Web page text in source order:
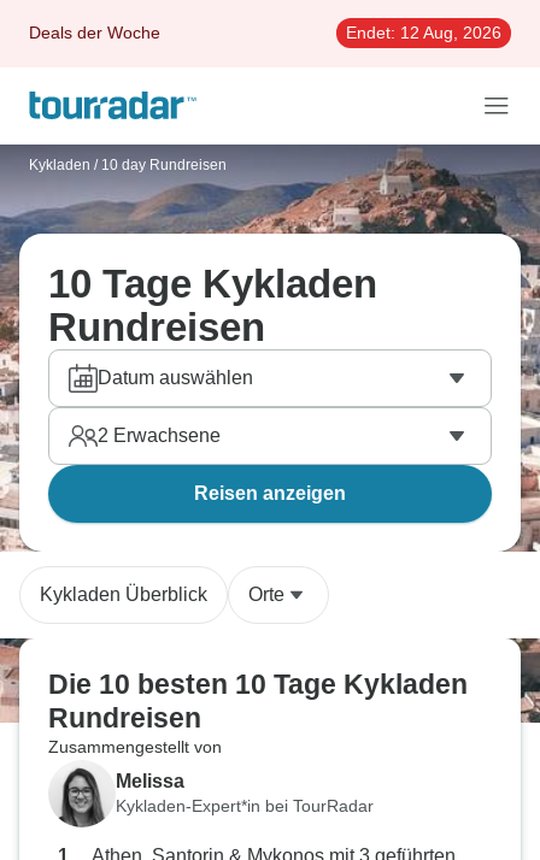
Deals der Woche Endet: 12 Aug, 2026
Kykladen / 10 day Rundreisen
10 Tage Kykladen
Rundreisen
Datum auswählen
2 Erwachsene
Reisen anzeigen
Kykladen Überblick Orte
Die 10 besten 10 Tage Kykladen
Rundreisen
Zusammengestellt von
Melissa
Kykladen-Expert*in bei TourRadar
Athen, Santorin & Mykonos mit 3 geführten